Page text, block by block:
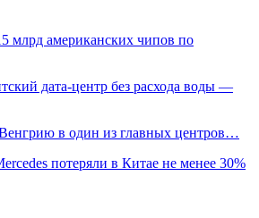
млрд американских чипов по
дата-центр без расхода воды —
в один из главных центров…
потеряли в Китае не менее 30%